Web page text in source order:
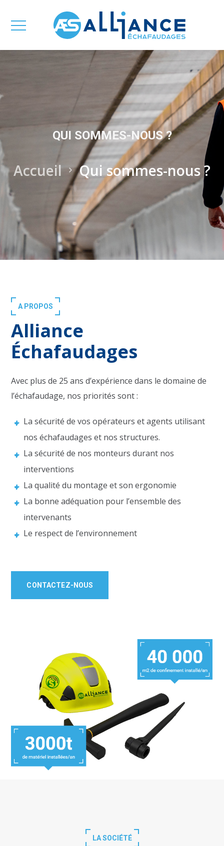
QUI SOMMES-NOUS ?
Accueil Qui sommes-nous ?
A PROPOS
Alliance
Échafaudages
Avec plus de 25 ans d’expérience dans le domaine de
l’échafaudage, nos priorités sont :
La sécurité de vos opérateurs et agents utilisant
nos échafaudages et nos structures.
La sécurité de nos monteurs durant nos
interventions
La qualité du montage et son ergonomie
La bonne adéquation pour l’ensemble des
intervenants
Le respect de l’environnement
CONTACTEZ-NOUS
LA SOCIÉTÉ